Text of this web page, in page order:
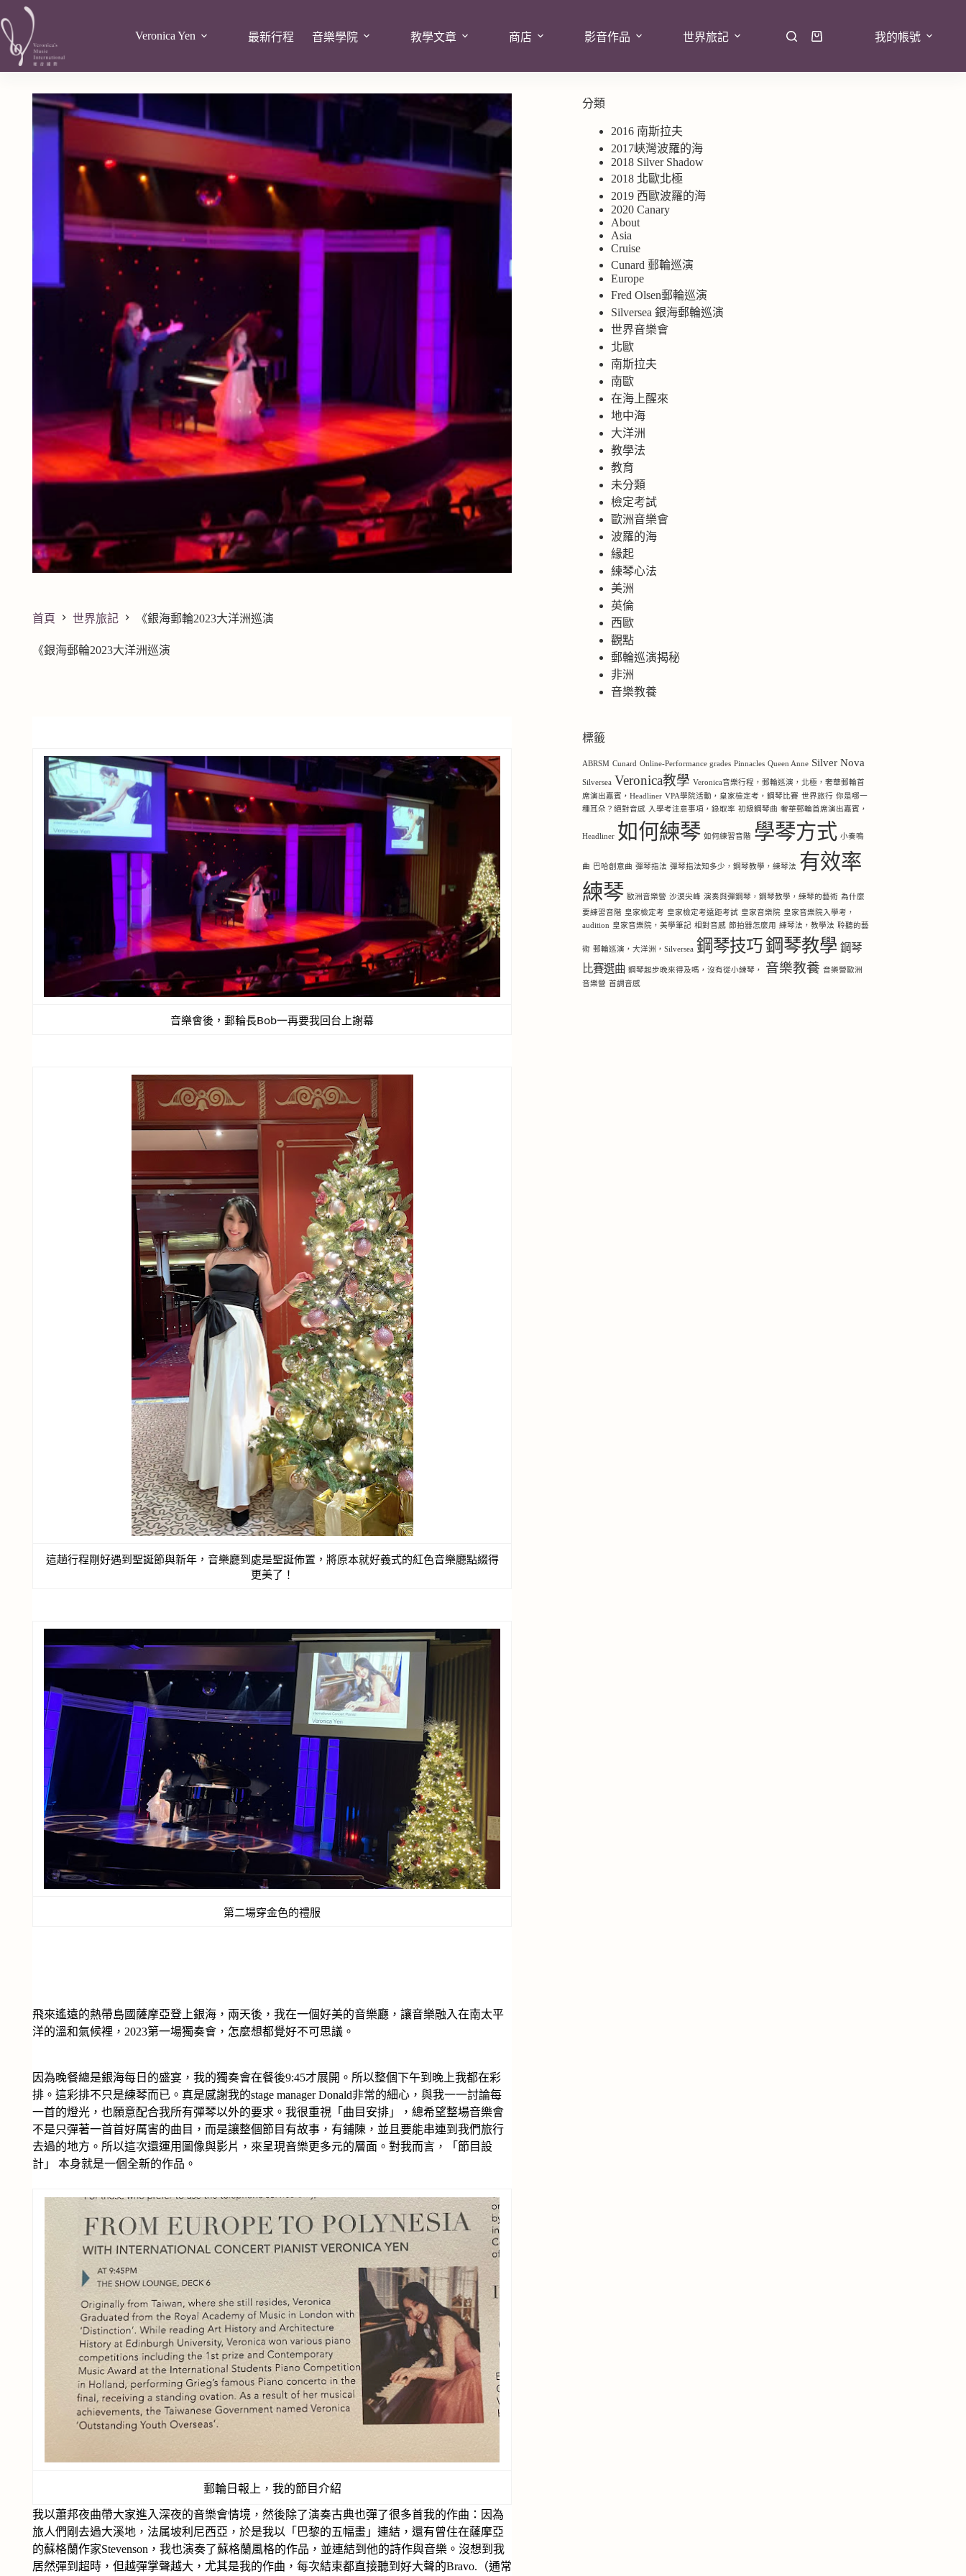
Veronica Yen 最新行程 音樂學院 教學文章 商店 影音作品 世界旅記 我的帳號
首頁 世界旅記 《銀海郵輪2023大洋洲巡演
《銀海郵輪2023大洋洲巡演
音樂會後，郵輪長Bob一再要我回台上謝幕
這趟行程剛好遇到聖誕節與新年，音樂廳到處是聖誕佈置，將原本就好義式的紅色音樂廳點綴得
更美了！
第二場穿金色的禮服
飛來遙遠的熱帶島國薩摩亞登上銀海，兩天後，我在一個好美的音樂廳，讓音樂融入在南太平
洋的溫和氣候裡，2023第一場獨奏會，怎麼想都覺好不可思議。
因為晚餐總是銀海每日的盛宴，我的獨奏會在餐後9:45才展開。所以整個下午到晚上我都在彩
排。這彩排不只是練琴而已。真是感謝我的stage manager Donald非常的細心，與我一一討論每
一首的燈光，也願意配合我所有彈琴以外的要求。我很重視「曲目安排」，總希望整場音樂會
不是只彈著一首首好厲害的曲目，而是讓整個節目有故事，有鋪陳，並且要能串連到我們旅行
去過的地方。所以這次還運用圖像與影片，來呈現音樂更多元的層面。對我而言，「節目設
計」 本身就是一個全新的作品。
郵輪日報上，我的節目介紹
我以蕭邦夜曲帶大家進入深夜的音樂會情境，然後除了演奏古典也彈了很多首我的作曲：因為
旅人們剛去過大溪地，法属坡利尼西亞，於是我以「巴黎的五幅畫」連結，還有曾住在薩摩亞
的蘇格蘭作家Stevenson，我也演奏了蘇格蘭風格的作品，並連結到他的詩作與音樂。沒想到我
居然彈到超時，但越彈掌聲越大，尤其是我的作曲，每次結束都直接聽到好大聲的Bravo.（通常
分類
2016 南斯拉夫
2017峽灣波羅的海
2018 Silver Shadow
2018 北歐北極
2019 西歐波羅的海
2020 Canary
About
Asia
Cruise
Cunard 郵輪巡演
Europe
Fred Olsen郵輪巡演
Silversea 銀海郵輪巡演
世界音樂會
北歐
南斯拉夫
南歐
在海上醒來
地中海
大洋洲
教學法
教育
未分類
檢定考試
歐洲音樂會
波羅的海
緣起
練琴心法
美洲
英倫
西歐
觀點
郵輪巡演揭秘
非洲
音樂教養
標籤
ABRSM Cunard Online-Performance grades Pinnacles Queen Anne Silver Nova
Silversea Veronica教學 Veronica音樂行程，郵輪巡演，北極，奢華郵輪首
席演出嘉賓，Headliner VPA學院活動，皇家檢定考，鋼琴比賽 世界旅行 你是哪一
種耳朵？絕對音感 入學考注意事項，錄取率 初級鋼琴曲 奢華郵輪首席演出嘉賓，
Headliner 如何練琴 如何練習音階 學琴方式 小奏鳴
曲 巴哈創意曲 彈琴指法 彈琴指法知多少，鋼琴教學，練琴法 有效率
練琴 歐洲音樂營 沙漠尖峰 演奏與彈鋼琴，鋼琴教學，練琴的藝術 為什麼
要練習音階 皇家檢定考 皇家檢定考遠距考試 皇家音樂院 皇家音樂院入學考，
audition 皇家音樂院，美學筆記 相對音感 節拍器怎麼用 練琴法，教學法 聆聽的藝
術 郵輪巡演，大洋洲，Silversea 鋼琴技巧鋼琴教學 鋼琴
比賽選曲 鋼琴起步晚來得及嗎，沒有從小練琴， 音樂教養 音樂營歐洲
音樂營 首調音感